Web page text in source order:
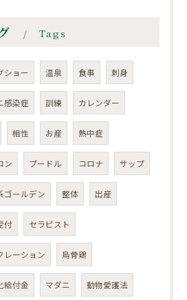
Tags
ショー 温泉 食事 刺身
感染症 訓練 カレンダー
相性 お産 熱中症
ン プードル コロナ サップ
ゴールデン 整体 出産
付 セラピスト
レーション 烏骨鶏
給付金 マダニ 動物愛護法